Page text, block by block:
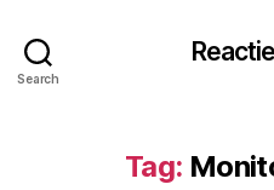
Search
Tag: